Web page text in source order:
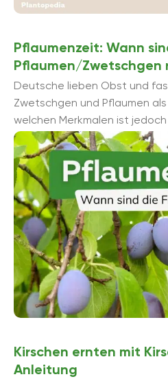
Pflaumenzeit: Wann
Pflaumen/Zwetschgen
Deutsche lieben Obst und
Zwetschgen und Pflaumen
welchen Merkmalen ist
Früchte reif sind und wann
Kirschen ernten mit
Anleitung